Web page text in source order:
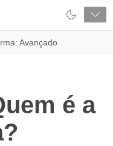
Avançado
é a